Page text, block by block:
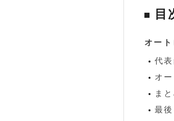
目
オー
代
オ
ま
最後